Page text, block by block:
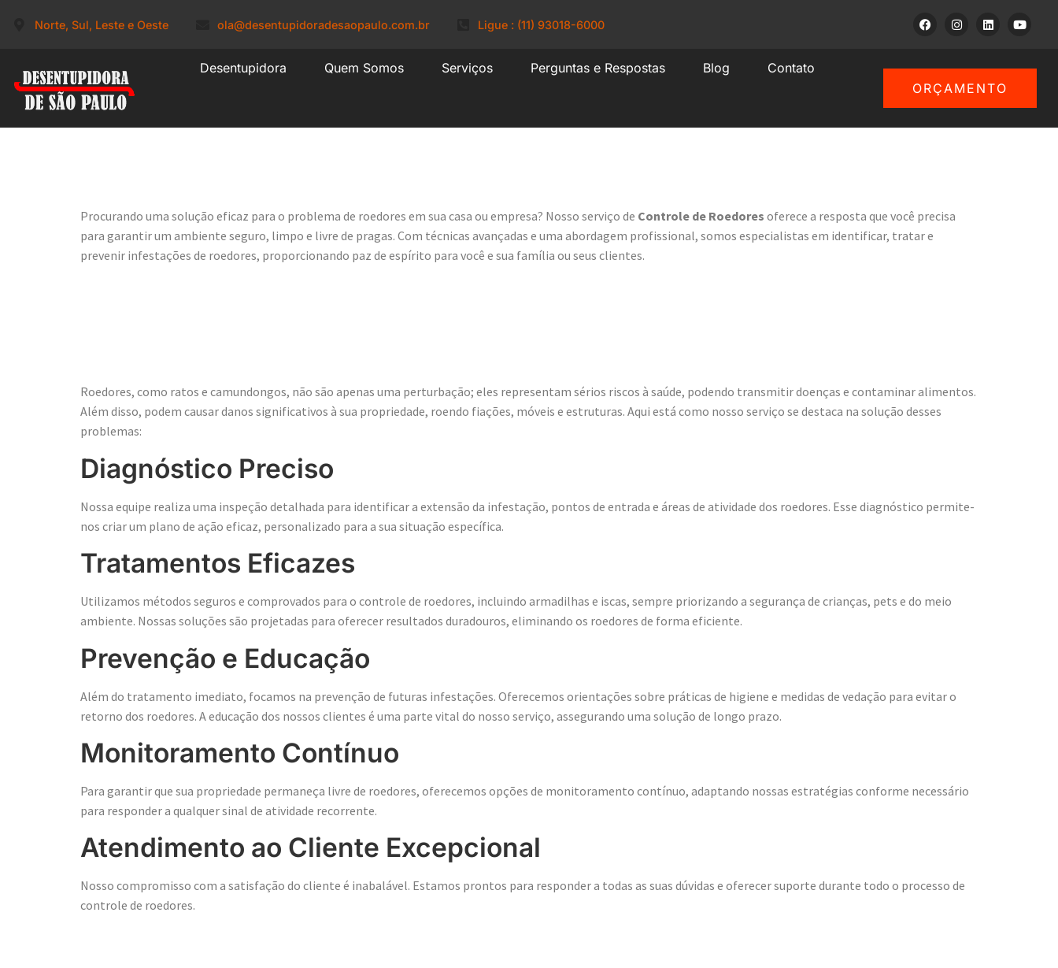
Norte, Sul, Leste e Oeste ola@desentupidoradesaopaulo.com.br Ligue : (11) 93018-6000
Desentupidora Quem Somos Serviços Perguntas e Respostas Blog
Contato
ORÇAMENTO
Procurando uma solução eficaz para o problema de roedores em sua casa ou empresa? Nosso serviço de Controle de Roedores oferece a resposta que você precisa
para garantir um ambiente seguro, limpo e livre de pragas. Com técnicas avançadas e uma abordagem profissional, somos especialistas em identificar, tratar e
prevenir infestações de roedores, proporcionando paz de espírito para você e sua família ou seus clientes.
Roedores, como ratos e camundongos, não são apenas uma perturbação; eles representam sérios riscos à saúde, podendo transmitir doenças e contaminar alimentos.
Além disso, podem causar danos significativos à sua propriedade, roendo fiações, móveis e estruturas. Aqui está como nosso serviço se destaca na solução desses
problemas:
Diagnóstico Preciso
Nossa equipe realiza uma inspeção detalhada para identificar a extensão da infestação, pontos de entrada e áreas de atividade dos roedores. Esse diagnóstico permite-
nos criar um plano de ação eficaz, personalizado para a sua situação específica.
Tratamentos Eficazes
Utilizamos métodos seguros e comprovados para o controle de roedores, incluindo armadilhas e iscas, sempre priorizando a segurança de crianças, pets e do meio
ambiente. Nossas soluções são projetadas para oferecer resultados duradouros, eliminando os roedores de forma eficiente.
Prevenção e Educação
Além do tratamento imediato, focamos na prevenção de futuras infestações. Oferecemos orientações sobre práticas de higiene e medidas de vedação para evitar o
retorno dos roedores. A educação dos nossos clientes é uma parte vital do nosso serviço, assegurando uma solução de longo prazo.
Monitoramento Contínuo
Para garantir que sua propriedade permaneça livre de roedores, oferecemos opções de monitoramento contínuo, adaptando nossas estratégias conforme necessário
para responder a qualquer sinal de atividade recorrente.
Atendimento ao Cliente Excepcional
Nosso compromisso com a satisfação do cliente é inabalável. Estamos prontos para responder a todas as suas dúvidas e oferecer suporte durante todo o processo de
controle de roedores.